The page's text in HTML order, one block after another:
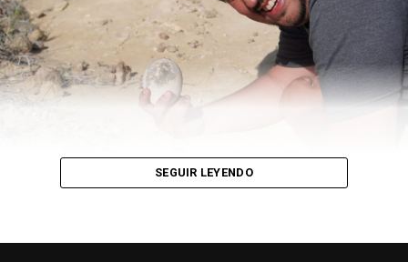
Celebra un clásico
arraigado en nuestra
cultura con más de 350
años de ingenio y humor
con una presentación
exclusiva, una comedia
del tiempo. Este
SEGUIR LEYENDO